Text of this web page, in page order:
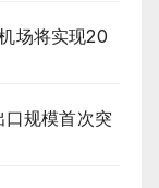
场将实现20
规模首次突